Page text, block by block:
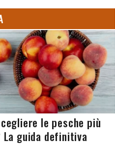
le pesche più
La guida definitiva